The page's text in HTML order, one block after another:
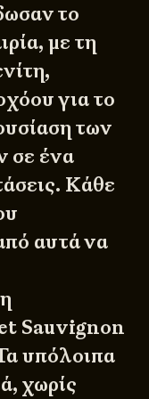
το
με τη
για το
των
σε ένα
Κάθε
αυτά να
Sauvignon
υπόλοιπα
χωρίς